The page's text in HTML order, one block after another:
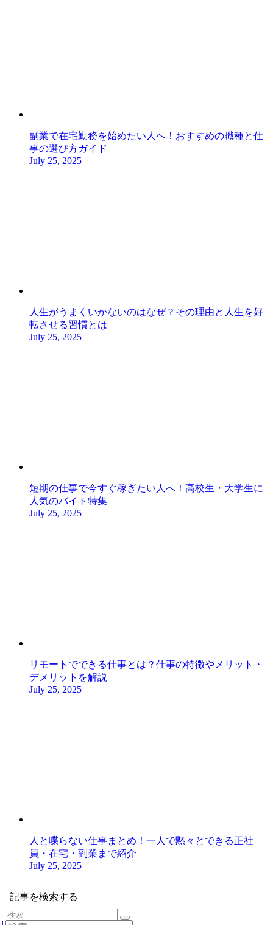
副業で在宅勤務を始めたい人へ！おすすめの職種と仕
事の選び方ガイド
July 25, 2025
人生がうまくいかないのはなぜ？その理由と人生を好
転させる習慣とは
July 25, 2025
短期の仕事で今すぐ稼ぎたい人へ！高校生・大学生に
人気のバイト特集
July 25, 2025
リモートでできる仕事とは？仕事の特徴やメリット・
デメリットを解説
July 25, 2025
人と喋らない仕事まとめ！一人で黙々とできる正社
員・在宅・副業まで紹介
July 25, 2025
記事を検索する